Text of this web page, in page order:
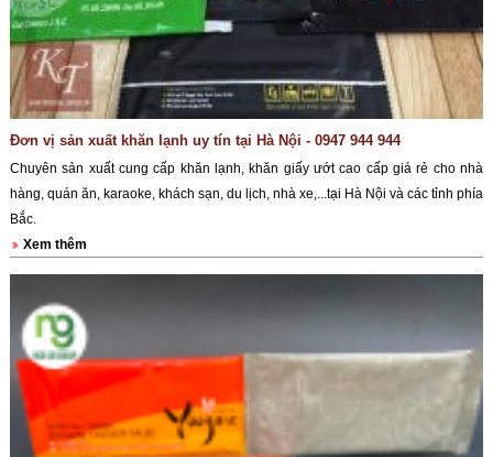
Đơn vị sản xuất khăn lạnh uy tín tại Hà Nội - 0947 944 944
Chuyên sản xuất cung cấp khăn lạnh, khăn giấy ướt cao cấp giá rẻ cho nhà
hàng, quán ăn, karaoke, khách sạn, du lịch, nhà xe,...tại Hà Nội và các tỉnh phía
Bắc.
Xem thêm